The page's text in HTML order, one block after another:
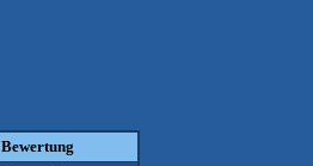
Bewertung